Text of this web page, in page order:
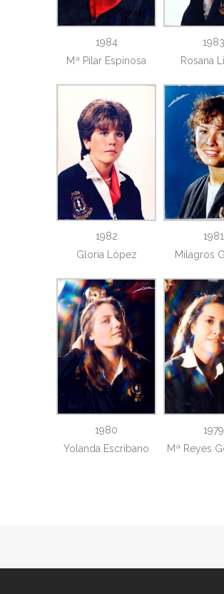
1984
Mª Pilar Espinosa
1983
Rosana
1982
Gloria López
1981
Milagros
1980
Yolanda Escribano
1979
Mª Reyes